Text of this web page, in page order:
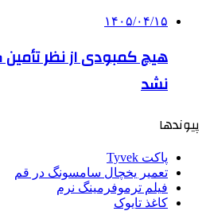
۱۴۰۵/۰۴/۱۵
هیچ کمبودی از نظر تأمین
نشد
پیوندها
پاکت Tyvek
تعمیر یخچال سامسونگ در قم
فیلم ترموفرمینگ نرم
کاغذ تایوک